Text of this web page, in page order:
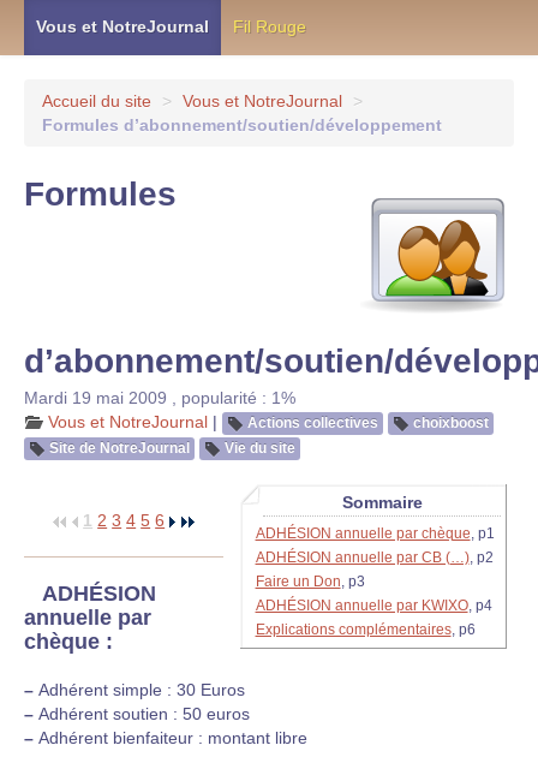
Vous et NotreJournal Fil Rouge
Accueil du site > Vous et NotreJournal
>
Formules d’abonnement/soutien/développement
Formules
d’abonnement/soutien/
Mardi 19 mai 2009
popularité : 1%
Vous et NotreJournal | Actions collectives
choixboost
Site de NotreJournal
Vie du site
Sommaire
ADHÉSION annuelle par chèque , p1
ADHÉSION annuelle par CB (…), p2
Faire un Don , p3
ADHÉSION annuelle par KWIXO, p4
Explications complémentaires, p6
1 2 3 4 5 6
ADHÉSION
annuelle par
chèque :
– Adhérent simple : 30 Euros
– Adhérent soutien : 50 euros
– Adhérent bienfaiteur : montant libre